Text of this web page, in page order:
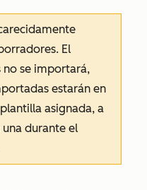
El
no se importará,
estarán en
asignada, a
una durante el